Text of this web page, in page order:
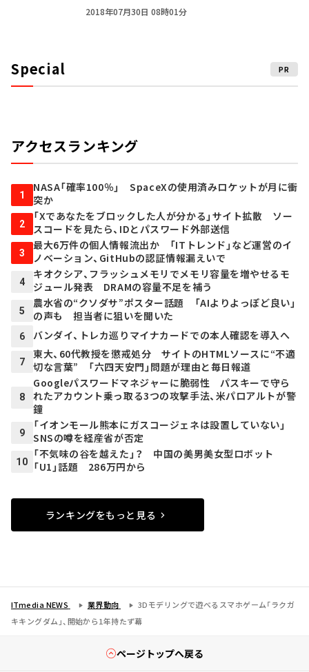
2018年07月30日 08時01分
Special PR
アクセスランキング
1
NASA「確率100％」 SpaceXの使用済みロケットが月に衝
突か
2
「Xであなたをブロックした人が分かる」サイト拡散 ソー
スコードを見たら、IDとパスワード外部送信
3
最大6万件の個人情報流出か 「ITトレンド」など運営のイ
ノベーション、GitHubの認証情報漏えいで
4
キオクシア、フラッシュメモリでメモリ容量を増やせるモ
ジュール発表 DRAMの容量不足を補う
5
農水省の“クソダサ”ポスター話題 「AIよりよっぽど良い」
の声も 担当者に狙いを聞いた
6 バンダイ、トレカ巡りマイナカードでの本人確認を導入へ
7
東大、60代教授を懲戒処分 サイトのHTMLソースに“不適
切な言葉” 「六四天安門」問題が理由と毎日報道
8
Googleパスワードマネジャーに脆弱性 パスキーで守ら
れたアカウント乗っ取る3つの攻撃手法、米パロアルトが警
鐘
9
「イオンモール熊本にガスコージェネは設置していない」
SNSの噂を経産省が否定
10
「不気味の谷を越えた」？ 中国の美男美女型ロボット
「U1」話題 286万円から
ランキングをもっと見る
ITmedia NEWS 業界動向
3Dモデリングで遊べるスマホゲーム「ラクガ
キキングダム」、開始から1年持たず幕
ページトップへ戻る